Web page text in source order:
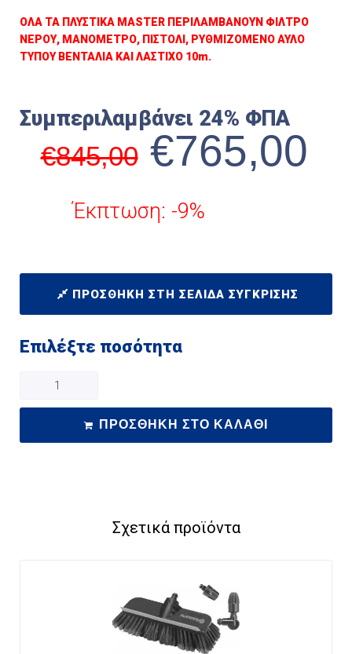
ΟΛΑ ΤΑ ΠΛΥΣΤΙΚΑ MASTER ΠΕΡΙΛΑΜΒΑΝΟΥΝ ΦΙΛΤΡΟ
ΝΕΡΟΥ, ΜΑΝΟΜΕΤΡΟ, ΠΙΣΤΟΛΙ, ΡΥΘΜΙΖΟΜΕΝΟ ΑΥΛΟ
ΤΥΠΟΥ ΒΕΝΤΑΛΙΑ ΚΑΙ ΛΑΣΤΙΧΟ 10m.
Συμπεριλαμβάνει 24% ΦΠΑ
€845,00 €765,00
Έκπτωση: -9%
ΠΡΟΣΘΉΚΗ ΣΤΗ ΣΕΛΊΔΑ ΣΎΓΚΡΙΣΗΣ
Επιλέξτε ποσότητα
ΠΡΟΣΘΉΚΗ ΣΤΟ ΚΑΛΆΘΙ
Σχετικά προϊόντα